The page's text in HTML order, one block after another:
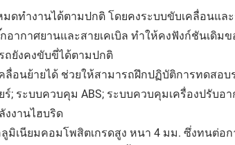
มดทำงานได้ตามปกติ โดยคงระบบขับเคลื่อน
ากาศยานและสายเคเบิล ทำให้คงฟังก์ชันเดิม
ยังคงขับขี่ได้ตามปกติ
ลื่อนย้ายได้ ช่วยให้สามารถฝึกปฏิบัติการทดสอ
ร์; ระบบควบคุม ABS; ระบบควบคุมเครื่องปรับ
งานไฮบริด
มิเนียมคอมโพสิตเกรดสูง หนา 4 มม. ซึ่งทนต่